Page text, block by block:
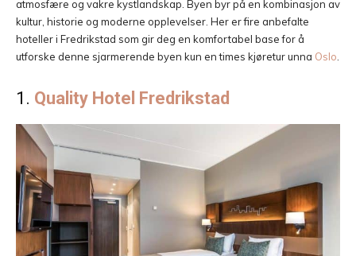
atmosfære og vakre kystlandskap. Byen byr på en kombinasjon av
kultur, historie og moderne opplevelser. Her er fire anbefalte
hoteller i Fredrikstad som gir deg en komfortabel base for å
utforske denne sjarmerende byen kun en times kjøretur unna Oslo
1. Quality Hotel Fredrikstad